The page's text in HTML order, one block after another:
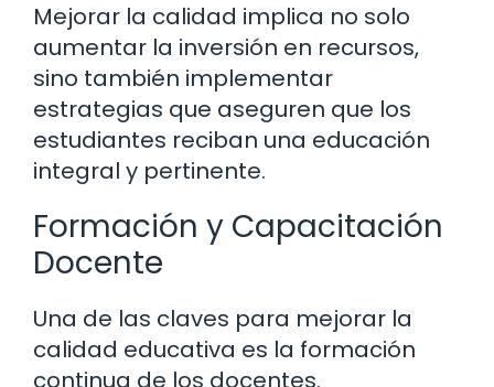
Mejorar la calidad implica no solo
aumentar la inversión en recursos,
sino también implementar
estrategias que aseguren que los
estudiantes reciban una educación
integral y pertinente.
Formación y Capacitación
Docente
Una de las claves para mejorar la
calidad educativa es la formación
continua de los docentes.